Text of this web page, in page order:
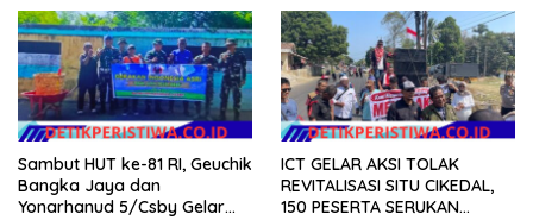
Sambut HUT ke-81 RI, Geuchik
Bangka Jaya dan
Yonarhanud 5/Csby Gelar
ICT GELAR AKSI TOLAK
REVITALISASI SITU CIKEDAL,
150 PESERTA SERUKAN